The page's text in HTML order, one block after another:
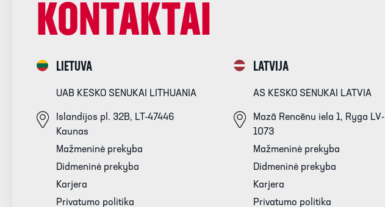
KONTAKTAI
LIETUVA
UAB KESKO SENUKAI LITHUANIA
Islandijos pl. 32B, LT-47446
Kaunas
Mažmeninė prekyba
Didmeninė prekyba
Karjera
Privatumo politika
LATVIJA
AS KESKO SENUKAI LATVIA
Mazā Rencēnu iela 1, Ryga LV-
1073
Mažmeninė prekyba
Didmeninė prekyba
Karjera
Privatumo politika